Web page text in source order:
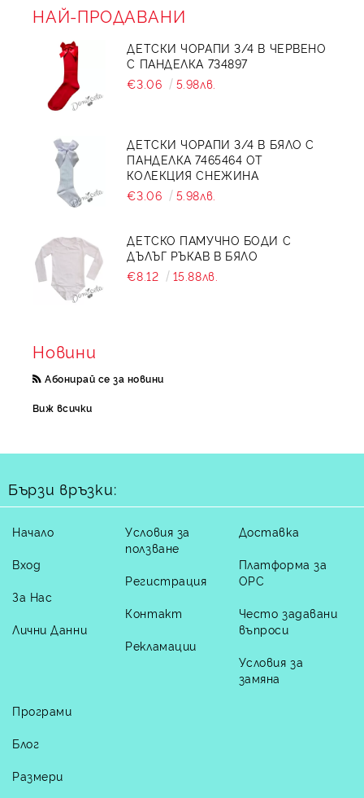
НАЙ-ПРОДАВАНИ
ДЕТСКИ ЧОРАПИ 3/4 В ЧЕРВЕНО
С ПАНДЕЛКА 734897
€3.06
5.98лв.
ДЕТСКИ ЧОРАПИ 3/4 В БЯЛО С
ПАНДЕЛКА 7465464 ОТ
КОЛЕКЦИЯ СНЕЖИНА
€3.06
5.98лв.
ДЕТСКО ПАМУЧНО БОДИ С
ДЪЛЪГ РЪКАВ В БЯЛО
€8.12
15.88лв.
Новини
Абонирай се за новини
Виж всички
Бързи връзки:
Начало
Вход
За Нас
Лични Данни
Условия за
ползване
Регистрация
Контакт
Рекламации
Доставка
Платформа за
ОРС
Често задавани
въпроси
Условия за
замяна
Програми
Блог
Размери